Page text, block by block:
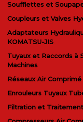
Soufflettes et
Coupleurs et Valves
Adaptateurs
KOMATSU-JIS
Tuyaux et Raccords à
Machines
Réseaux Air
Enrouleurs Tuyaux
Filtration et